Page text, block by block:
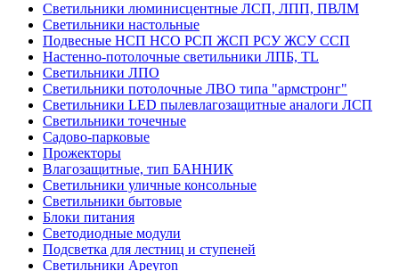
Светильники люминисцентные ЛСП, ЛПП, ПВЛМ
Светильники настольные
Подвесные НСП НСО РСП ЖСП РСУ ЖСУ ССП
Настенно-потолочные светильники ЛПБ, TL
Светильники ЛПО
Светильники потолочные ЛВО типа "армстронг"
Светильники LED пылевлагозащитные аналоги ЛСП
Светильники точечные
Садово-парковые
Прожекторы
Влагозащитные, тип БАННИК
Светильники уличные консольные
Светильники бытовые
Блоки питания
Светодиодные модули
Подсветка для лестниц и ступеней
Светильники Apeyron